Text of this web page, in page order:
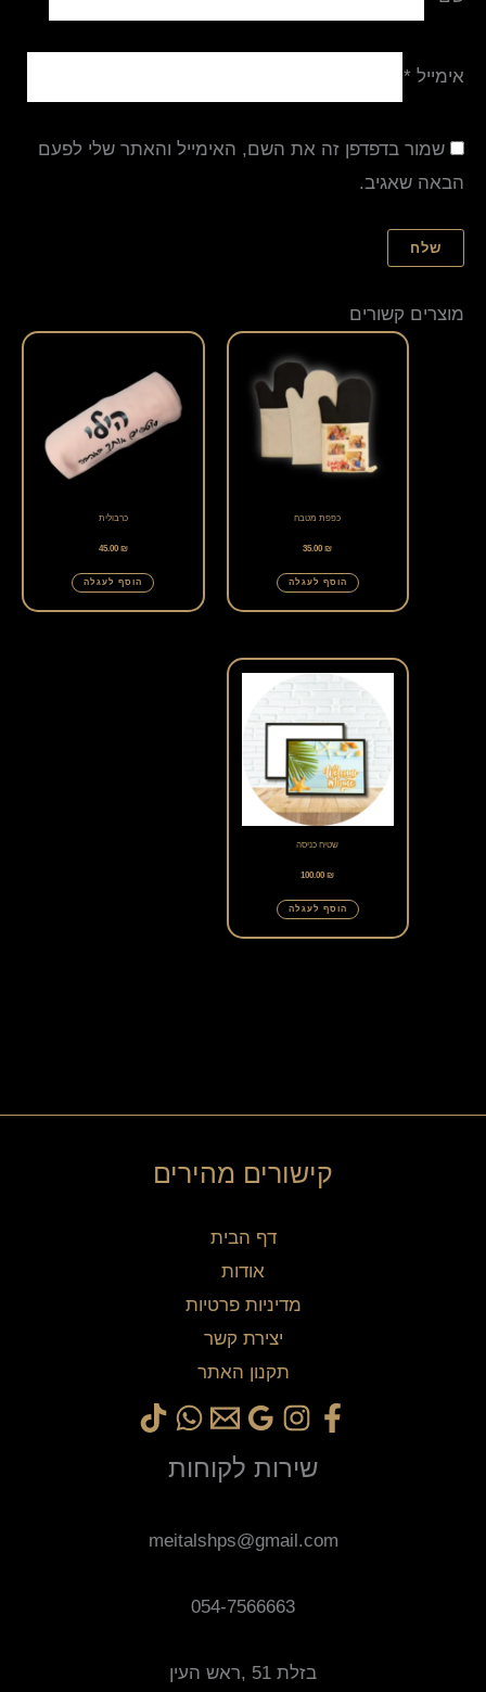
אימייל *
שמור בדפדפן זה את השם, האימייל והאתר שלי לפעם
הבאה שאגיב.
מוצרים קשורים
כפפת מטבח
35.00₪
הוסף לעגלה
כרבולית
45.00 ₪
הוסף לעגלה
שטיח כניסה
100.00₪
הוסף לעגלה
קישורים מהירים
דף הבית
אודות
מדיניות פרטיות
יצירת קשר
תקנון האתר
שירות לקוחות
meitalshps@gmail.com
054-7566663
בזלת 51 ,ראש העין